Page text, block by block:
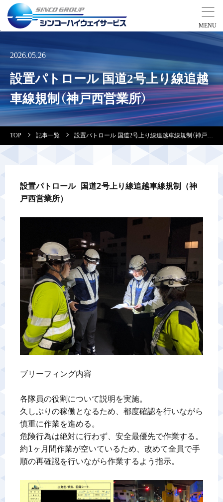
営業拠点
会社案内・実績紹介
警備業標識
反社会的勢力排除宣言
カスタマーハラスメントに対する基本方針
プライバシーポリシー
2026.05.26
設置パトロール 国道2号上り線追越
車線規制（神戸西営業所）
TOP 記事一覧 設置パトロール 国道2号上り線追越車線規制（神戸西営業所）
設置パトロール 国道2号上り線追越車線規制（神
戸西営業所）
ブリーフィング内容
各隊員の役割について説明を実施。
久しぶりの稼働となるため、都度確認を行いながら
慎重に作業を進める。
危険行為は絶対に行わず、安全最優先で作業する。
約1ヶ月間作業が空いているため、改めて全員で手
順の再確認を行いながら作業するよう指示。